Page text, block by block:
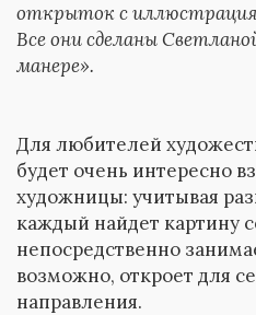
открыток с
Все они сделаны
манере».
Для любителей
будет очень интересно
художницы: учитывая
каждый найдет картину
непосредственно
возможно, откроет для
направления.